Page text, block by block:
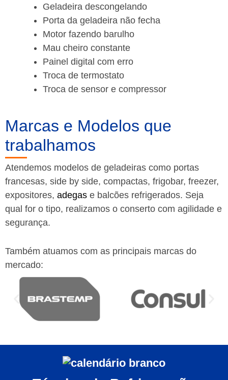
Geladeira descongelando
Porta da geladeira não fecha
Motor fazendo barulho
Mau cheiro constante
Painel digital com erro
Troca de termostato
Troca de sensor e compressor
Marcas e Modelos que
trabalhamos
Atendemos modelos de geladeiras como portas
francesas, side by side, compactas, frigobar, freezer,
expositores, adegas e balcões refrigerados. Seja
qual for o tipo, realizamos o conserto com agilidade e
segurança.
Também atuamos com as principais marcas do
mercado: